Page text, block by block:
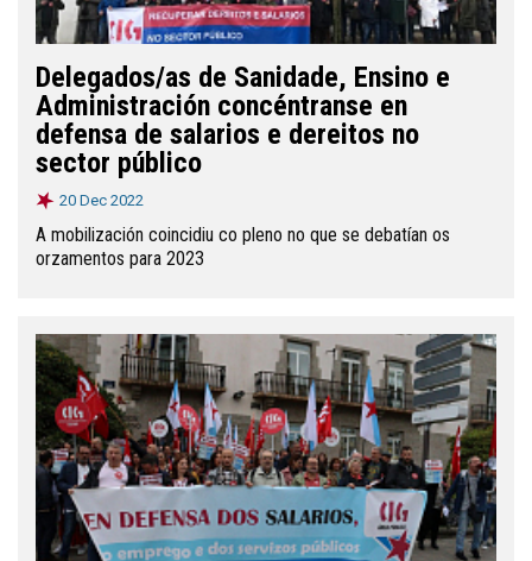
Delegados/as de Sanidade, Ensino e
Administración concéntranse en
defensa de salarios e dereitos no
sector público
20 Dec 2022
A mobilización coincidiu co pleno no que se debatían os
orzamentos para 2023